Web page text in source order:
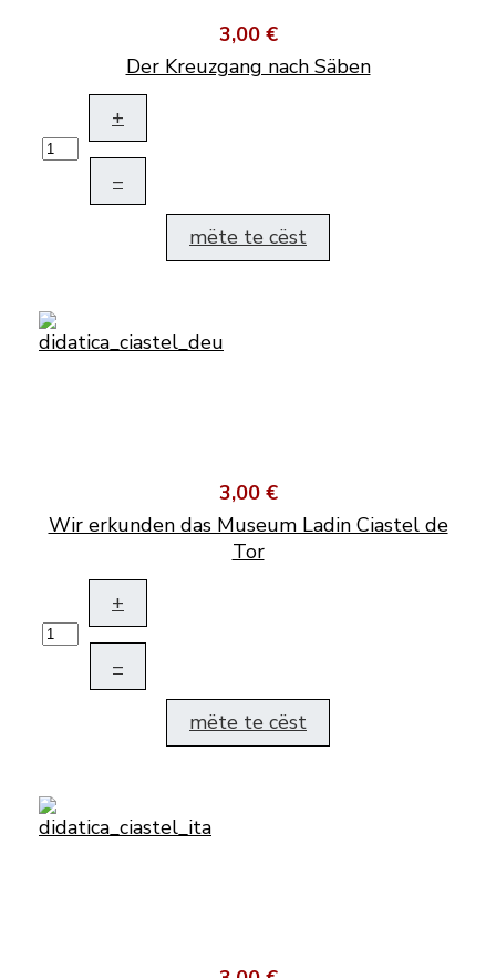
3,00 €
Der Kreuzgang nach Säben
+
–
mëte te cëst
3,00 €
Wir erkunden das Museum Ladin Ciastel de
Tor
+
–
mëte te cëst